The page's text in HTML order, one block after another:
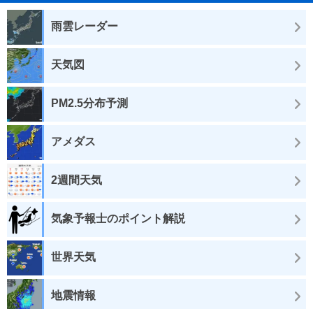
雨雲レーダー
天気図
PM2.5分布予測
アメダス
2週間天気
気象予報士のポイント解説
世界天気
地震情報